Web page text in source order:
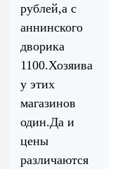
рублей,а с
аннинского
дворика
1100.Хозяива
у этих
магазинов
один.Да и
цены
различаются